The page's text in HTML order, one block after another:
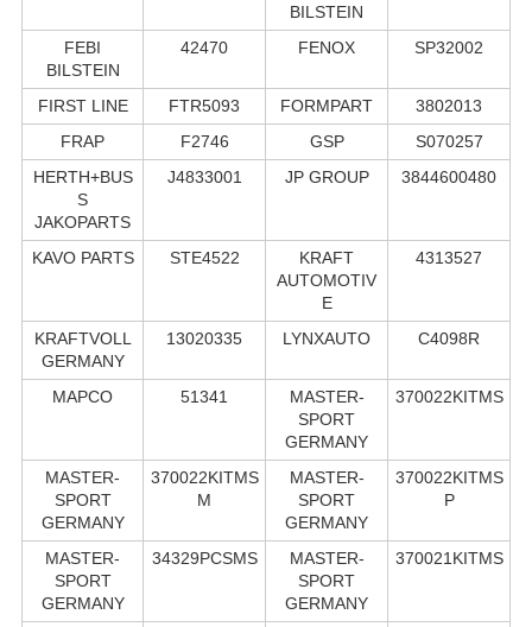
BILSTEIN
FEBI
BILSTEIN
42470 FENOX SP32002
FIRST LINE FTR5093 FORMPART
3802013
FRAP
F2746 GSP
S070257
HERTH+BUS
S
JAKOPARTS
J4833001 JP GROUP 3844600480
KAVO PARTS STE4522
KRAFT
AUTOMOTIV
E
4313527
KRAFTVOLL
GERMANY
13020335 LYNXAUTO C4098R
MAPCO 51341
MASTER-
SPORT
GERMANY
370022KITMS
MASTER-
SPORT
GERMANY
370022KITMS
M
MASTER-
SPORT
GERMANY
370022KITMS
P
MASTER-
SPORT
GERMANY
34329PCSMS
MASTER-
SPORT
GERMANY
370021KITMS